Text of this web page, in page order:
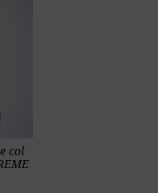
col